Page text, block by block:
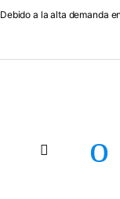
Debido a la alta demanda